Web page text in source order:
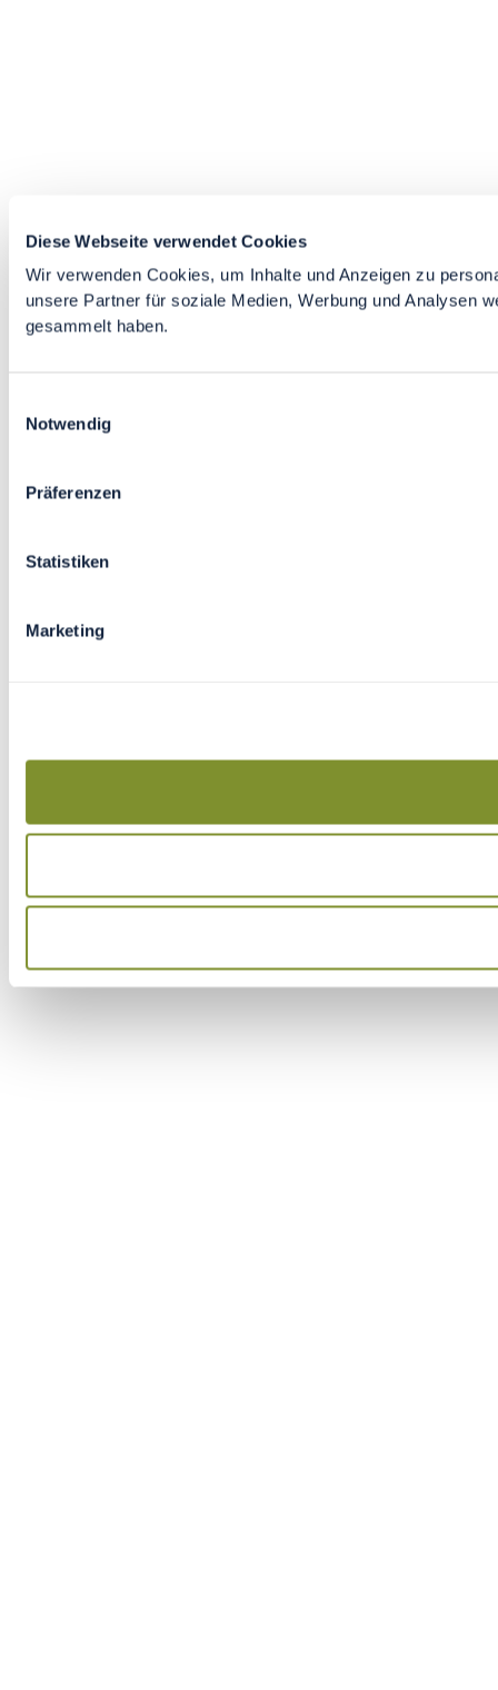
Diese Webseite verwendet Cookies
Wir verwenden Cookies, um Inhalte und Anzeigen zu
unsere Partner für soziale Medien, Werbung und Analysen
gesammelt haben.
Notwendig
Präferenzen
Statistiken
Marketing